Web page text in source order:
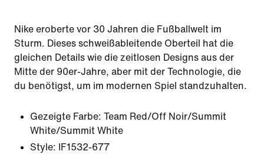
Nike eroberte vor 30 Jahren die Fußballwelt im
Sturm. Dieses schweißableitende Oberteil hat die
gleichen Details wie die zeitlosen Designs aus der
Mitte der 90er-Jahre, aber mit der Technologie, die
du benötigst, um im modernen Spiel standzuhalten.
Gezeigte Farbe: Team Red/Off Noir/Summit
White/Summit White
Style:
IF1532-677